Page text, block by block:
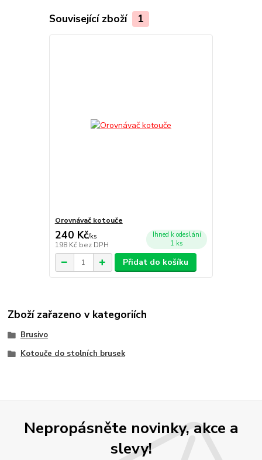
Související zboží 1
Orovnávač kotouče
240 Kč/ks
198 Kč bez DPH
Ihned k odeslání
1 ks
Přidat do košíku
Zboží zařazeno v kategoriích
Brusivo
Kotouče do stolních brusek
Nepropásněte novinky, akce a
slevy!